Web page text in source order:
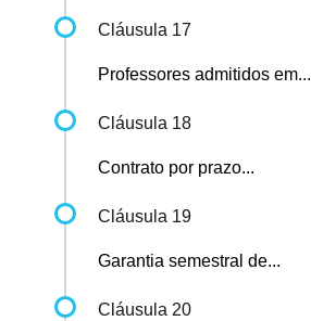
Cláusula 17
Professores admitidos em...
Cláusula 18
Contrato por prazo...
Cláusula 19
Garantia semestral de...
Cláusula 20